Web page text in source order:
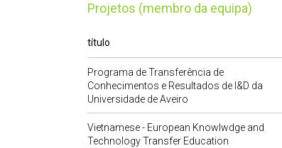
Projetos (membro da equipa)
título
Programa de Transferência de
Conhecimentos e Resultados de I&D da
Universidade de Aveiro
Vietnamese - European Knowlwdge and
Technology Transfer Education